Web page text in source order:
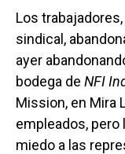
Los
sindical,
ayer
bodega de NFI
Mission, en Mira
empleados, pero
miedo a las